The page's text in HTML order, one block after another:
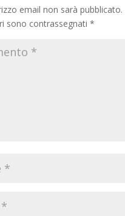
email non sarà pubblicato.
sono contrassegnati *